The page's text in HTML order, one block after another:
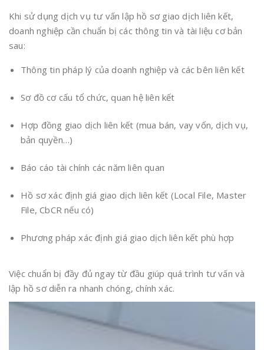
Khi sử dụng dịch vụ tư vấn lập hồ sơ giao dịch liên kết,
doanh nghiệp cần chuẩn bị các thông tin và tài liệu cơ bản
sau:
Thông tin pháp lý của doanh nghiệp và các bên liên kết
Sơ đồ cơ cấu tổ chức, quan hệ liên kết
Hợp đồng giao dịch liên kết (mua bán, vay vốn, dịch vụ,
bản quyền…)
Báo cáo tài chính các năm liên quan
Hồ sơ xác định giá giao dịch liên kết (Local File, Master
File, CbCR nếu có)
Phương pháp xác định giá giao dịch liên kết phù hợp
Việc chuẩn bị đầy đủ ngay từ đầu giúp quá trình tư vấn và
lập hồ sơ diễn ra nhanh chóng, chính xác.